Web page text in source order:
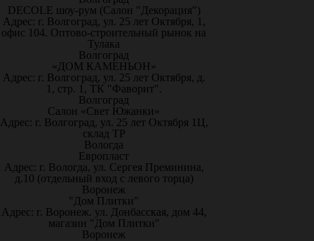
DECOLE шоу-рум (Салон "Декорация")
Адрес: г. Волгоград, ул. 25 лет Октября, 1,
офис 104. Оптово-строительный рынок на
Тулака
Волгоград
«ДОМ КАМЕНЬОН»
Адрес: г. Волгоград, ул. 25 лет Октября, д.
1, стр. 1, ТК "Фаворит".
Волгоград
Салон «Свет Южанки»
Адрес: г. Волгоград, ул. 25 лет Октября 1Ц,
склад ТР
Вологда
Европласт
Адрес: г. Вологда, ул. Сергея Преминина,
д.10 (отдельный вход с левого торца)
Воронеж
"Дом Плитки"
Адрес: г. Воронеж. ул. Донбасская, дом 44,
магазин "Дом Плитки"
Воронеж